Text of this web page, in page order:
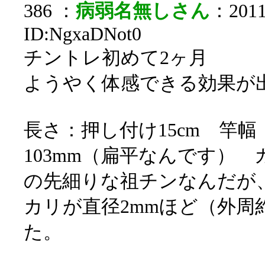
386 ： 病弱名無しさん ：
ID:NgxaDNot0
チントレ初めて2ヶ月
ようやく体感できる効果が
長さ：押し付け15cm 竿幅
103mm（扁平なんです）
の先細りな祖チンなんだが
カリが直径2mmほど（外
た。